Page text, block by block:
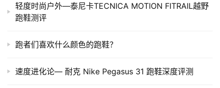
轻度时尚户外—泰尼卡TECNICA MOTION FITRAIL越野
跑鞋测评
跑者们喜欢什么颜色的跑鞋？
速度进化论— 耐克 Nike Pegasus 31 跑鞋深度评测